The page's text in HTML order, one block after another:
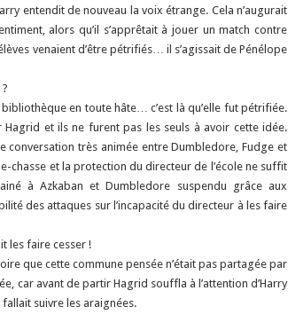
entendit de nouveau la voix étrange. Cela n’augurait
alors qu’il s’apprêtait à jouer un match contre
venaient d’être pétrifiés… il s’agissait de Pénélope
en toute hâte… c’est là qu’elle fut pétrifiée.
et ils ne furent pas les seuls à avoir cette idée.
conversation très animée entre Dumbledore, Fudge et
chasse et la protection du directeur de l’école ne suffit
à Azkaban et Dumbledore suspendu grâce aux
des attaques sur l’incapacité du directeur à les faire
les faire cesser !
que cette commune pensée n’était pas partagée par
car avant de partir Hagrid souffla à l’attention d’Harry
suivre les araignées.